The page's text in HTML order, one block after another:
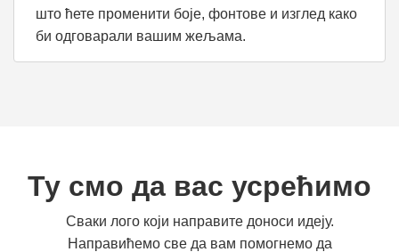
што ћете променити боје, фонтове и изглед како
би одговарали вашим жељама.
Ту смо да вас усрећимо
Сваки лого који направите доноси идеју.
Направићемо све да вам помогнемо да